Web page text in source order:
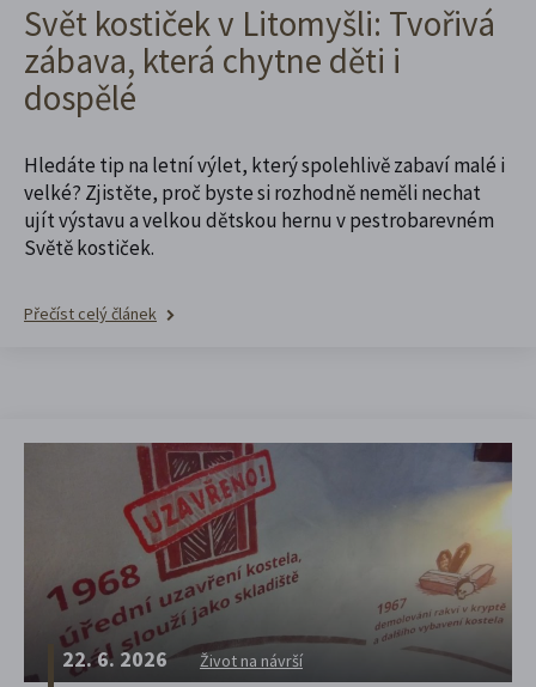
Svět kostiček v Litomyšli: Tvořivá
zábava, která chytne děti i
dospělé
Hledáte tip na letní výlet, který spolehlivě zabaví malé i
velké? Zjistěte, proč byste si rozhodně neměli nechat
ujít výstavu a velkou dětskou hernu v pestrobarevném
Světě kostiček.
Přečíst celý článek
22. 6. 2026 Život na návrší